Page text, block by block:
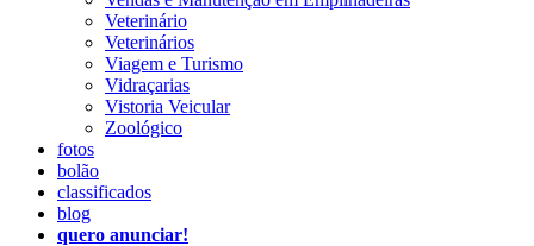
Veterinário
Veterinários
Viagem e Turismo
Vidraçarias
Vistoria Veicular
Zoológico
fotos
bolão
classificados
blog
quero anunciar!